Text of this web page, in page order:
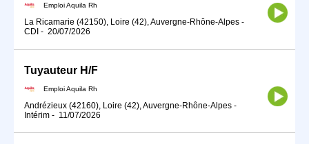
Emploi Aquila Rh
La Ricamarie (42150), Loire (42), Auvergne-Rhône-Alpes -
CDI - 20/07/2026
Tuyauteur H/F
Emploi Aquila Rh
Andrézieux (42160), Loire (42), Auvergne-Rhône-Alpes -
Intérim - 11/07/2026